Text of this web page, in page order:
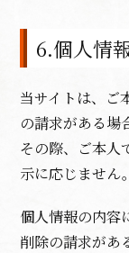
6.個人情
当サイトは、ご
の請求がある場
その際、ご本人
示に応じません。
個人情報の内容
削除の請求があ